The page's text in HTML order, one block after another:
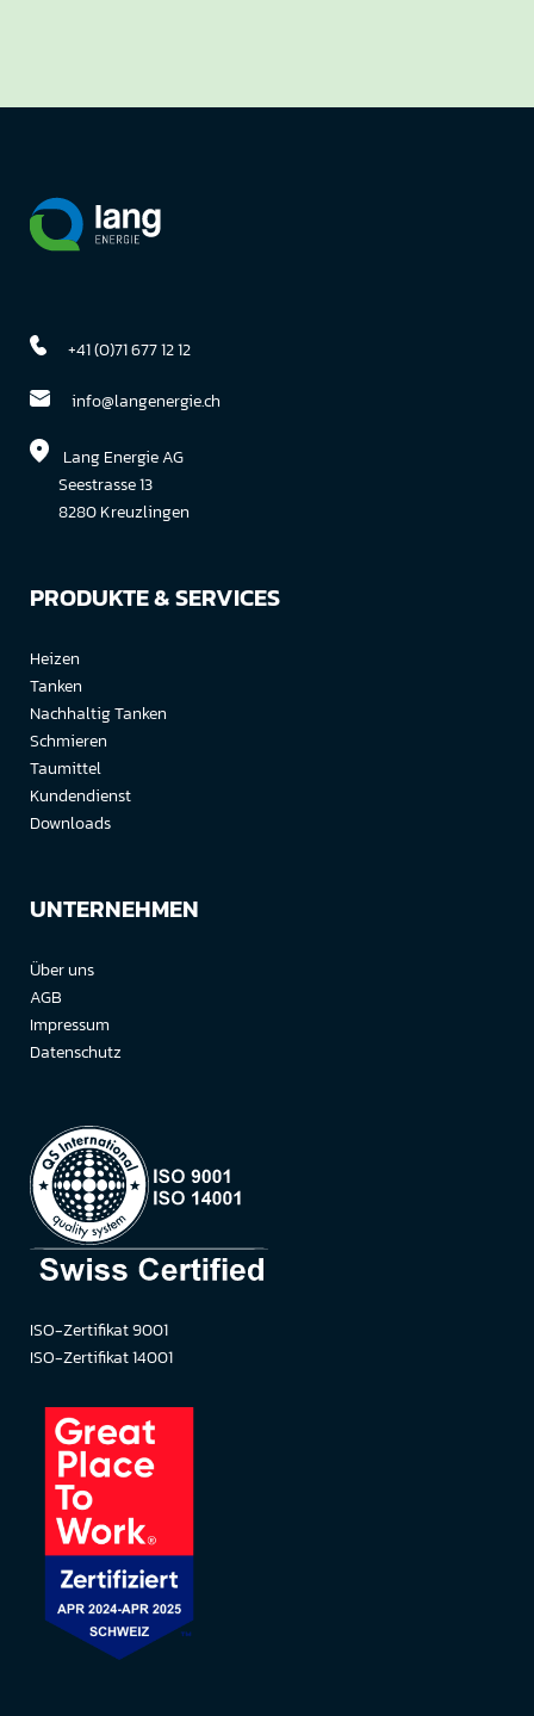
+41 (0)71 677 12 12
info@langenergie.ch
Lang Energie AG
Seestrasse 13
8280 Kreuzlingen
PRODUKTE & SERVICES
Heizen
Tanken
Nachhaltig Tanken
Schmieren
Taumittel
Kundendienst
Downloads
UNTERNEHMEN
Über uns
AGB
Impressum
Datenschutz
ISO-Zertifikat 9001
ISO-Zertifikat 14001